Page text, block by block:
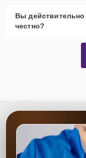
Вы действительно
честно?